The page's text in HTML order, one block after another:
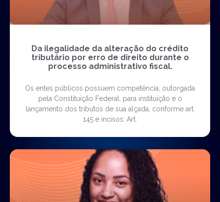
Da ilegalidade da alteração do crédito
tributário por erro de direito durante o
processo administrativo fiscal.
Os entes públicos possuem competência, outorgada
pela Constituição Federal, para instituição e o
lançamento dos tributos de sua alçada, conforme art.
145 e incisos: Art.